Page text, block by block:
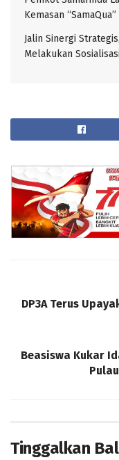
Kemasan “SamaQua”
Jalin Sinergi
Melakukan
DP3A Terus
Beasiswa Kukar
Tinggalkan